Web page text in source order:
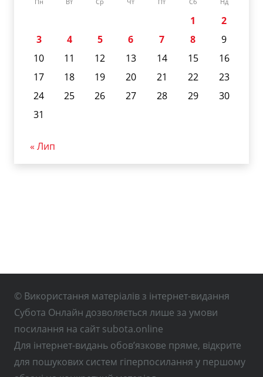
1
2
3
4 5 6 7 8
9
10
11 12 13 14 15
16
17
18 19 20 21 22
23
24
25 26 27 28 29
30
31
« Лип
© Використання матеріалів з інтернет-видання
Субота Онлайн дозволяється лише за умови
посилання на сайт subota.online
Для інтернет-видань обов’язкове пряме, відкрите
для пошукових систем гіперпосилання у першому